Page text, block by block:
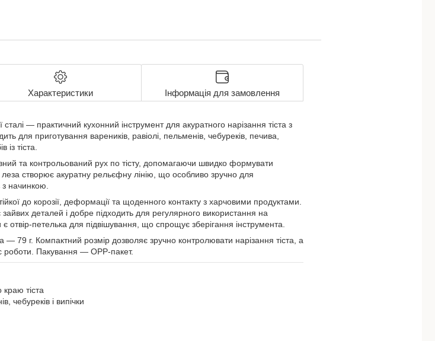
Характеристики Інформація для замовлення
— практичний кухонний інструмент для акуратного нарізання тіста з
для приготування вареників, равіолі, пельменів, чебуреків, печива,
із тіста.
та контрольований рух по тісту, допомагаючи швидко формувати
леза створює акуратну рельєфну лінію, що особливо зручно для
з начинкою.
до корозії, деформації та щоденного контакту з харчовими продуктами.
деталей і добре підходить для регулярного використання на
отвір-петелька для підвішування, що спрощує зберігання інструмента.
79 г. Компактний розмір дозволяє зручно контролювати нарізання тіста, а
роботи. Пакування — OPP-пакет.
тіста
чебуреків і випічки